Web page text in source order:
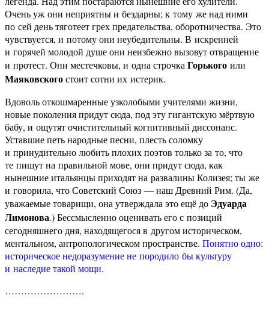
Очень уж они неприятны и бездарны; к тому же над ними
по сей день тяготеет грех предательства, оборотничества. Это
чувствуется, и потому они неубедительны. В искренней
и горячей молодой душе они неизбежно вызовут отвращение
и протест. Они местечковы, и одна строчкаГорького или
Маяковскогостоит сотни их истерик.
Вдоволь откошмаренные узколобыми учителями жизни,
новые поколения придут сюда, под эту гигантскую мёртвую
бабу, и ощутят очистительный когнитивный диссонанс.
Уставшие петь народные песни, плесть соломку
и принудительно любить плохих поэтов только за то, что
те пишут на правильной мове, они придут сюда, как
нынешние итальянцы приходят на развалины Колизея; ты же
и говорила, что Советский Союз — наш Древний Рим. (Да,
уважаемые товарищи, она утверждала это ещё до Эдуарда
Лимонова.) Бессмысленно оценивать его с позиций
сегодняшнего дня, находящегося в другом историческом,
ментальном, антропологическом пространстве. Понятно одно:
историческое недоразумение не породило бы культуру
и наследие такой мощи.
…………………….